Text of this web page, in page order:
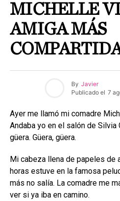
MICHELLE
AMIGA MÁS
By Javier
Publicado el 7
Ayer me llamó mi comadre
Andaba yo en el salón de Silvia
güera. Güera, güera.
Mi cabeza llena de papeles de
horas estuve en la famosa
más no salía. La comadre me
ver si ya iba en camino.